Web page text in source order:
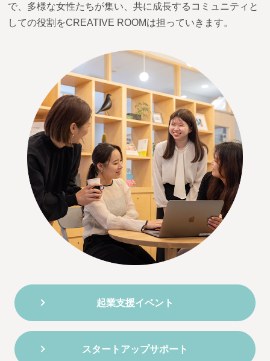
で、多様な女性たちが集い、共に成長するコミュニティと
しての役割をCREATIVE ROOMは担っていきます。
起業支援イベント
スタートアップサポート